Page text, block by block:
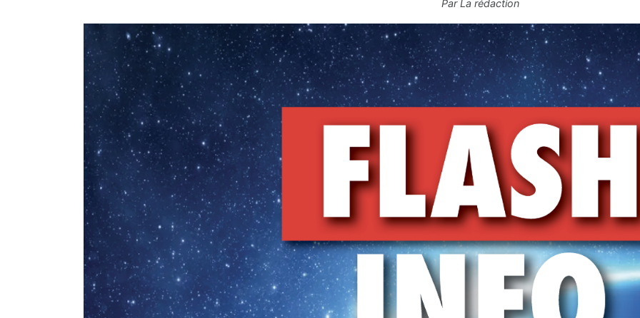
ParLa rédaction